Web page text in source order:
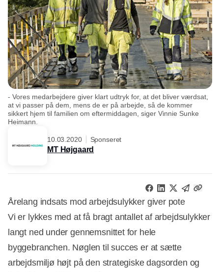
- Vores medarbejdere giver klart udtryk for, at det bliver værdsat,
at vi passer på dem, mens de er på arbejde, så de kommer
sikkert hjem til familien om eftermiddagen, siger Vinnie Sunke
Heimann.
10.03.2020 Sponseret
MT Højgaard
Årelang indsats mod arbejdsulykker giver pote
Vi er lykkes med at få bragt antallet af arbejdsulykker
langt ned under gennemsnittet for hele
byggebranchen. Nøglen til succes er at sætte
arbejdsmiljø højt på den strategiske dagsorden og